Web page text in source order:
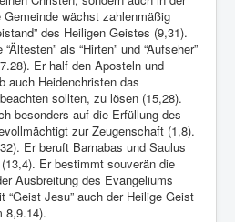
wächst zahlenmäßig
des Heiligen Geistes (9,31).
als “Hirten” und “Aufseher”
Er half den Aposteln und
auch Heidenchristen das
sollten, zu lösen (15,28).
besonders auf die Erfüllung des
zur Zeugenschaft (1,8).
Er beruft Barnabas und Saulus
Er bestimmt souverän die
Ausbreitung des Evangeliums
“Geist Jesu” auch der Heilige Geist
8,9.14).